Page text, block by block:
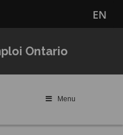
EN
Ontario
Menu